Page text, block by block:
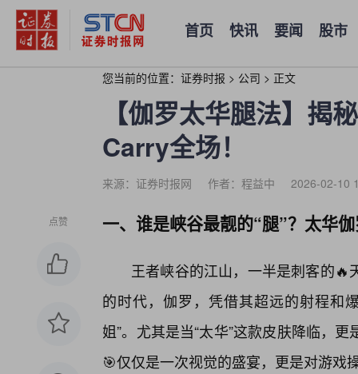
首页 快讯 要闻 股市
您当前的位置： 证券时报 > 公司 > 正文
【伽罗太华腿法】揭
Carry全场！
来源：证券时报网 作者：程益中 2026-02-10
点赞 一、谁是峡谷最靓的“腿”？太华
王者峡谷的江山，一半是刺客的
的时代，伽罗，凭借其超远的射程和
姐”。尤其是当“太华”这款皮肤降临，
🎯仅仅是一次视觉的盛宴，更是对游戏